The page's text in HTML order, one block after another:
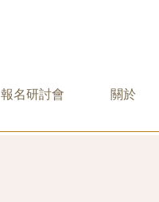
報名研討會 關於